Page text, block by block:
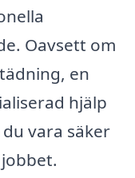
Oavsett om
en
hjälp
vara säker